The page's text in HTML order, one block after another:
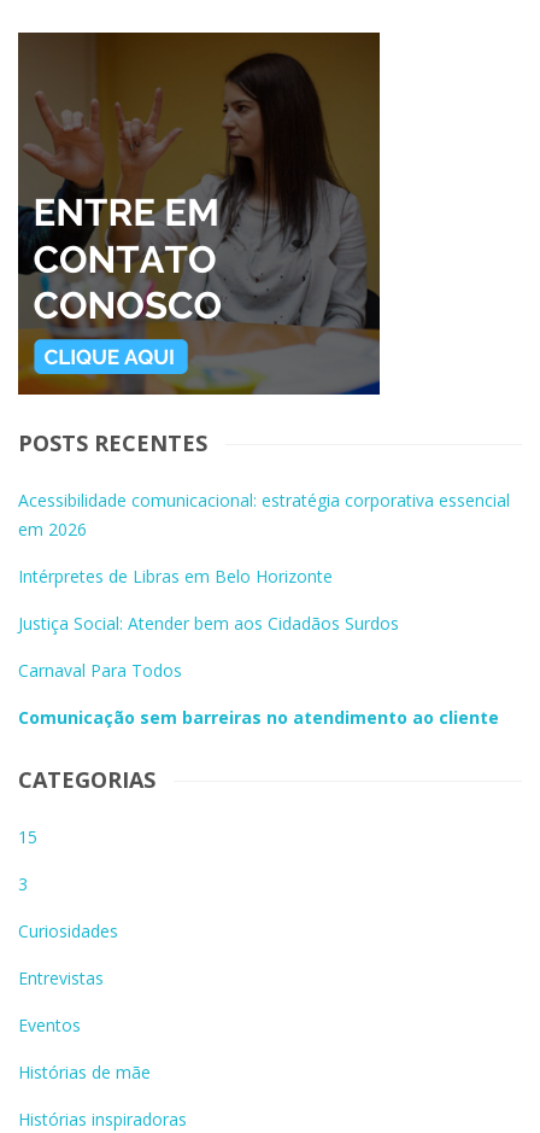
POSTS RECENTES
Acessibilidade comunicacional: estratégia corporativa essencial
em 2026
Intérpretes de Libras em Belo Horizonte
Justiça Social: Atender bem aos Cidadãos Surdos
Carnaval Para Todos
Comunicação sem barreiras no atendimento ao cliente
CATEGORIAS
15
3
Curiosidades
Entrevistas
Eventos
Histórias de mãe
Histórias inspiradoras